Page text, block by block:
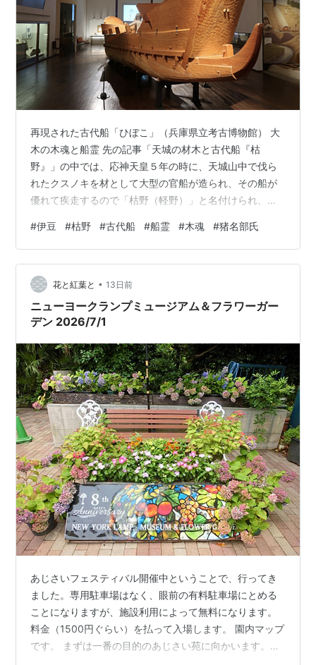
再現された古代船「ひぼこ」（兵庫県立考古博物館） 大
木の木魂と船霊 先の記事「天城の材木と古代船『枯
野』」の中では、応神天皇５年の時に、天城山中で伐ら
れたクスノキを材として大型の官船が造られ、その船が
優れて疾走するので「枯野（軽野）」と名付けられ、そ
した。伊豆には随分と古い時代から造船技術、航海技術
を持った黒潮の民、海人族が居たことが窺われるのだっ
た。それでは、この「枯野」はその後どういう運命を辿
ったのだろうか。 『日本書紀』（応神天皇起）によれ
ば、「枯野」の建造から26年後、応神天皇は「官船の枯
野という名の船は、伊豆国が貢った船である。この船…
#伊豆 #枯野 #古代船 #船霊 #木魂 #猪名部氏
花と紅葉と • 13日前
ニューヨークランプミュージアム＆フラワーガー
デン 2026/7/1
あじさいフェスティバル開催中ということで、行ってき
ました。専用駐車場はなく、眼前の有料駐車場にとめる
ことになりますが、施設利用によって無料になります。
料金（1500円ぐらい）を払って入場します。 園内マップ
です。 まずは一番の目的のあじさい苑に向かいます。移